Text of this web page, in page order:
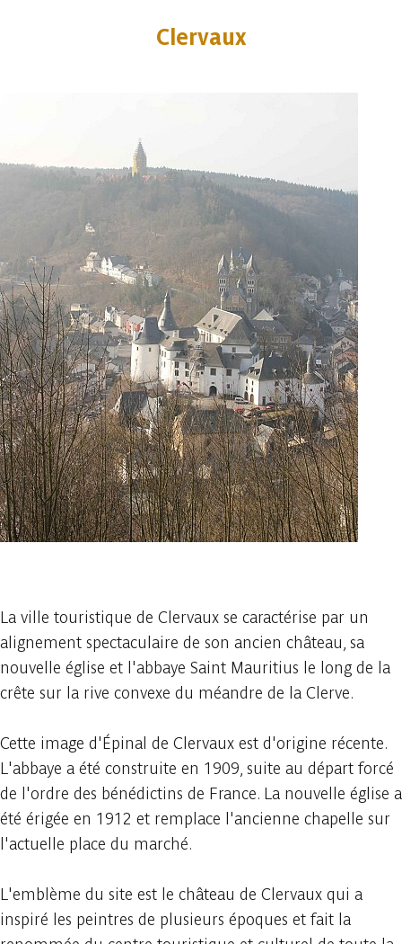
Clervaux
La ville touristique de Clervaux se caractérise par un
alignement spectaculaire de son ancien château, sa
nouvelle église et l'abbaye Saint Mauritius le long de la
crête sur la rive convexe du méandre de la Clerve.
Cette image d'Épinal de Clervaux est d'origine récente.
L'abbaye a été construite en 1909, suite au départ forcé
de l'ordre des bénédictins de France. La nouvelle église a
été érigée en 1912 et remplace l'ancienne chapelle sur
l'actuelle place du marché.
L'emblème du site est le château de Clervaux qui a
inspiré les peintres de plusieurs époques et fait la